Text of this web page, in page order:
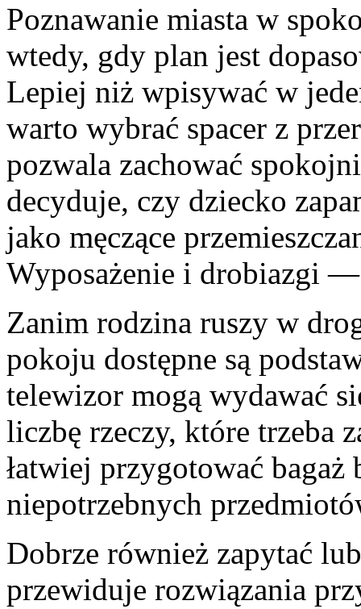
Poznawanie miasta w
wtedy, gdy plan jest
Lepiej niż wpisywać w
warto wybrać spacer z
pozwala zachować
decyduje, czy dziecko
jako męczące
Wyposażenie i drobiazgi
Zanim rodzina ruszy w
pokoju dostępne są
telewizor mogą wydawać
liczbę rzeczy, które trzeba
łatwiej przygotować bagaż
niepotrzebnych
Dobrze również zapytać
przewiduje rozwiązania